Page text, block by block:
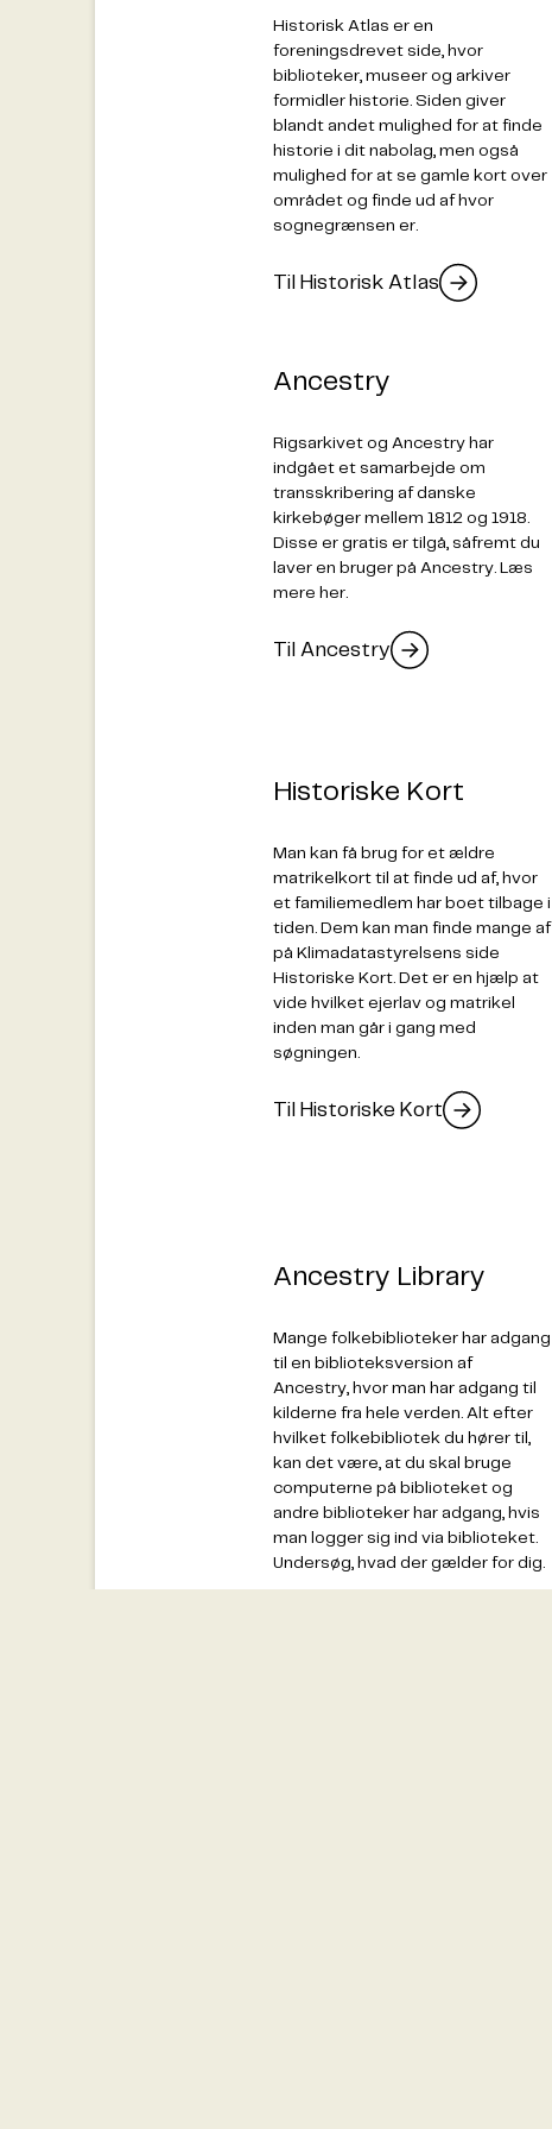
Historisk Atlas er en
foreningsdrevet side, hvor
biblioteker, museer og arkiver
formidler historie. Siden giver
blandt andet mulighed for at finde
historie i dit nabolag, men også
mulighed for at se gamle kort over
området og finde ud af hvor
sognegrænsen er.
Til Historisk Atlas
Ancestry
Rigsarkivet og Ancestry har
indgået et samarbejde om
transskribering af danske
kirkebøger mellem 1812 og 1918.
Disse er gratis er tilgå, såfremt du
laver en bruger på Ancestry. Læs
mere her.
Til Ancestry
Historiske Kort
Man kan få brug for et ældre
matrikelkort til at finde ud af, hvor
et familiemedlem har boet tilbage i
tiden. Dem kan man finde mange af
på Klimadatastyrelsens side
Historiske Kort. Det er en hjælp at
vide hvilket ejerlav og matrikel
inden man går i gang med
søgningen.
Til Historiske Kort
Ancestry Library
Mange folkebiblioteker har adgang
til en biblioteksversion af
Ancestry, hvor man har adgang til
kilderne fra hele verden. Alt efter
hvilket folkebibliotek du hører til,
kan det være, at du skal bruge
computerne på biblioteket og
andre biblioteker har adgang, hvis
man logger sig ind via biblioteket.
Undersøg, hvad der gælder for dig.